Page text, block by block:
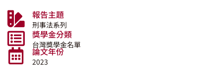
報告主題
刑事法系列
獎學金分類
台灣獎學金名單
論文年份
2023